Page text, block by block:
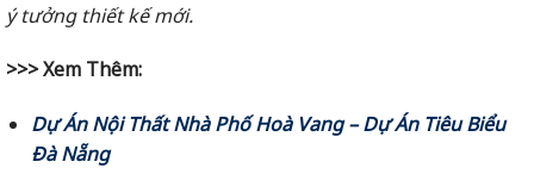
ý tưởng thiết kế mới.
>>> Xem Thêm:
Dự Án Nội Thất Nhà Phố Hoà Vang – Dự Án Tiêu Biểu
Đà Nẵng